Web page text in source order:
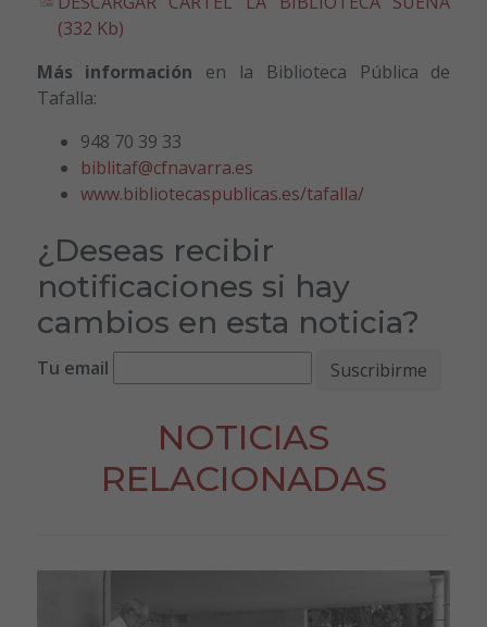
(332 Kb)
Más información en la Biblioteca Pública de
Tafalla:
948 70 39 33
biblitaf@cfnavarra.es
www.bibliotecaspublicas.es/tafalla/
¿Deseas recibir
notificaciones si hay
cambios en esta noticia?
Tu email
NOTICIAS
RELACIONADAS